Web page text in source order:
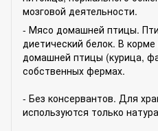
мозговой деятельности.
- Мясо домашней птицы.
диетический белок. В
домашней птицы (курица,
собственных фермах.
- Без консервантов. Для
используются только